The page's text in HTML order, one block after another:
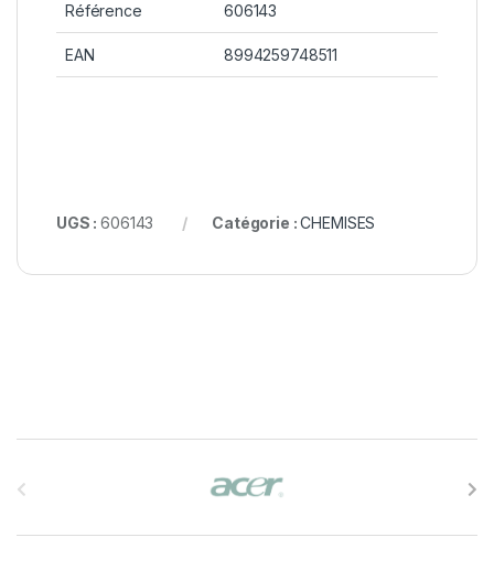
Référence 606143
EAN 8994259748511
UGS :606143 Catégorie :CHEMISES